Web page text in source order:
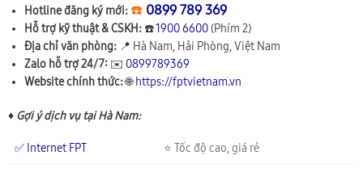
Hotline đăng ký mới: ☎️ 0899 789 369
Hỗ trợ kỹ thuật & CSKH: ☎️1900 6600 (Phím 2)
Địa chỉ văn phòng: 📍 Hà Nam, Hải Phòng, Việt Nam
Zalo hỗ trợ 24/7: ✉️ 0899789369
Website chính thức:🌐 https://fptvietnam.vn
♦ Gợi ý dịch vụ tại Hà Nam:
✅ Internet FPT ⭐ Tốc độ cao, giá rẻ